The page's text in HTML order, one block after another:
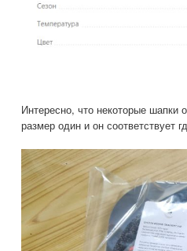
Интересно, что некоторые шапки
размер один и он соответствует